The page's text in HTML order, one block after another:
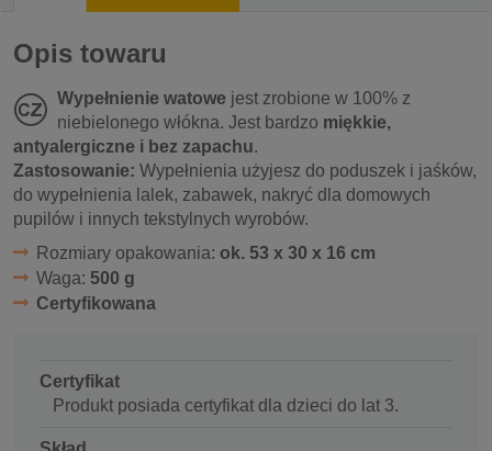
Opis towaru
Wypełnienie watowe jest zrobione w 100% z
niebielonego włókna. Jest bardzo miękkie,
antyalergiczne i bez zapachu.
Zastosowanie: Wypełnienia użyjesz do poduszek i jaśków,
do wypełnienia lalek, zabawek, nakryć dla domowych
pupilów i innych tekstylnych wyrobów.
Rozmiary opakowania: ok. 53 x 30 x 16 cm
Waga: 500 g
Certyfikowana
Certyfikat
Produkt posiada certyfikat dla dzieci do lat 3.